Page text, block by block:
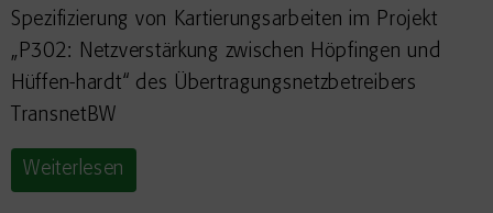
Spezifizierung von Kartierungsarbeiten im Projekt
„P302: Netzverstärkung zwischen Höpfingen und
Hüffen-hardt“ des Übertragungsnetzbetreibers
TransnetBW
Weiterlesen